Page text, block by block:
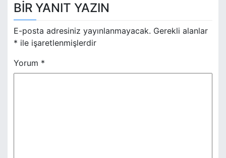
z
ı
e
BIR YANIT YAZIN
E-posta adresiniz yayınlanmayacak. Gerekli alanlar
* ile işaretlenmişlerdir
Yorum *